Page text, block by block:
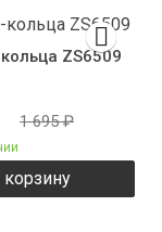
ZS6509
1 695₽
корзину